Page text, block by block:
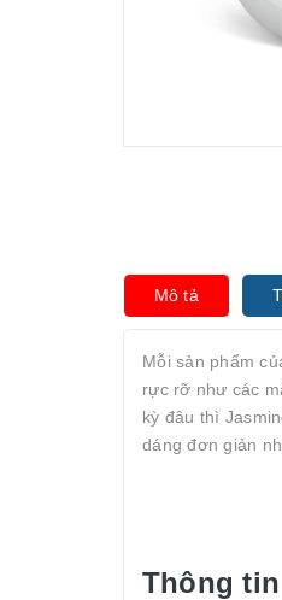
Mô tả
Mỗi sản phẩm
rực rỡ như các
kỳ đâu thì
dáng đơn giản
Thông